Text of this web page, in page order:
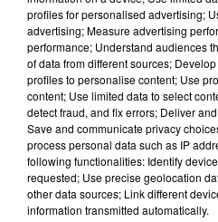
Flash infos
Crédit :Flash infos
profiles for personalised advertising;
advertising; Measure advertising
performance; Understand audiences
of data from different sources;
profiles to personalise content; Use
content; Use limited data to select
detect fraud, and fix errors; Deliver
Save and communicate privacy
process personal data such as IP
following functionalities: Identify
requested; Use precise geolocation
other data sources; Link different
information transmitted automatically.